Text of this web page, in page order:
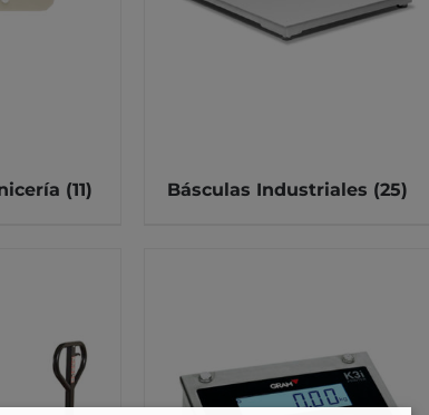
(11) Básculas Industriales (25)